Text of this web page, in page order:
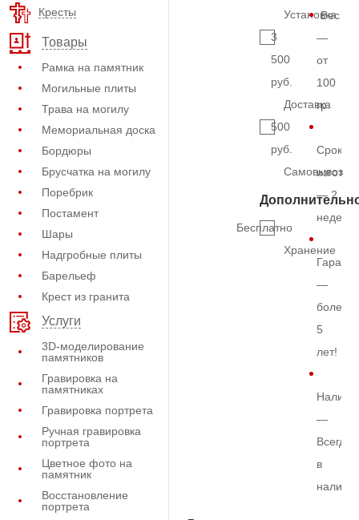
Кресты
Товары
Рамка на памятник
Могильные плиты
Трава на могилу
Мемориальная доска
Бордюры
Брусчатка на могилу
Поребрик
Постамент
Шары
Надгробные плиты
Барельеф
Крест из гранита
Услуги
3D-моделирование
памятников
Гравировка на
памятниках
Гравировка портрета
Ручная гравировка
портрета
Цветное фото на
памятник
Восстановление
портрета
Установка
3
500
руб.
Доставка
500
руб.
Самовывоз
Бесплатно
Хранение
Вес
—
от
100
гр.
Срок
— 2
недели
—
более
5
лет!
—
Всегда
в